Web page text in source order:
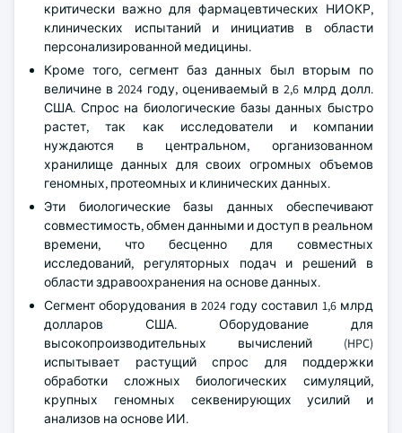
критически важно для фармацевтических НИОКР,
клинических испытаний и инициатив в области
персонализированной медицины.
Кроме того, сегмент баз данных был вторым по
величине в 2024 году, оцениваемый в 2,6 млрд долл.
США. Спрос на биологические базы данных быстро
растет, так как исследователи и компании
нуждаются в центральном, организованном
хранилище данных для своих огромных объемов
геномных, протеомных и клинических данных.
Эти биологические базы данных обеспечивают
совместимость, обмен данными и доступ в реальном
времени, что бесценно для совместных
исследований, регуляторных подач и решений в
области здравоохранения на основе данных.
Сегмент оборудования в 2024 году составил 1,6 млрд
долларов США. Оборудование для
высокопроизводительных вычислений (HPC)
испытывает растущий спрос для поддержки
обработки сложных биологических симуляций,
крупных геномных секвенирующих усилий и
анализов на основе ИИ.